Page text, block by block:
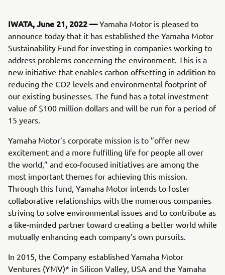
IWATA, June 21, 2022 —Yamaha Motor is pleased to
announce today that it has established the Yamaha Motor
Sustainability Fund for investing in companies working to
address problems concerning the environment. This is a
new initiative that enables carbon offsetting in addition to
reducing the CO2 levels and environmental footprint of
our existing businesses. The fund has a total investment
value of $100 million dollars and will be run for a period of
15 years.
Yamaha Motor’s corporate mission is to ”offer new
excitement and a more fulfilling life for people all over
the world,” and eco-focused initiatives are among the
most important themes for achieving this mission.
Through this fund, Yamaha Motor intends to foster
collaborative relationships with the numerous companies
striving to solve environmental issues and to contribute as
a like-minded partner toward creating a better world while
mutually enhancing each company’s own pursuits.
In 2015, the Company established Yamaha Motor
Ventures (YMV)* in Silicon Valley, USA and the Yamaha